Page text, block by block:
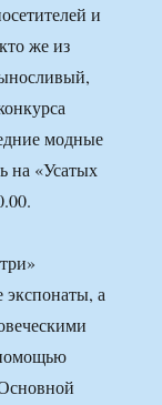
и
же из
модные
на «Усатых
экспонаты, а